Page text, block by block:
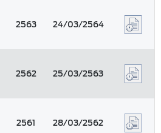
2563 24/03/2564
2562 25/03/2563
2561 28/03/2562